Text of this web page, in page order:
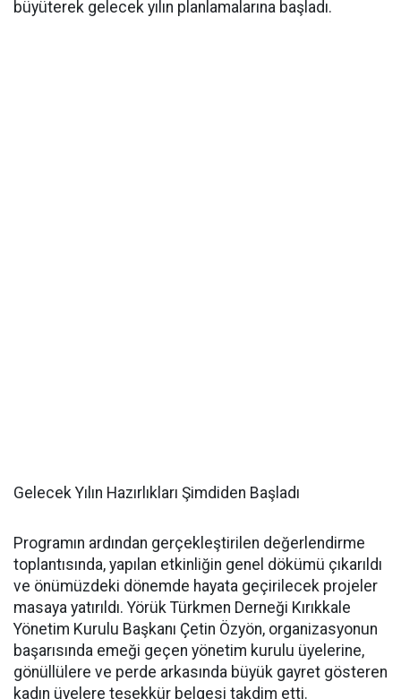
büyüterek gelecek yılın planlamalarına başladı.
Gelecek Yılın Hazırlıkları Şimdiden Başladı
Programın ardından gerçekleştirilen değerlendirme
toplantısında, yapılan etkinliğin genel dökümü çıkarıldı
ve önümüzdeki dönemde hayata geçirilecek projeler
masaya yatırıldı. Yörük Türkmen Derneği Kırıkkale
Yönetim Kurulu Başkanı Çetin Özyön, organizasyonun
başarısında emeği geçen yönetim kurulu üyelerine,
gönüllülere ve perde arkasında büyük gayret gösteren
kadın üyelere teşekkür belgesi takdim etti.